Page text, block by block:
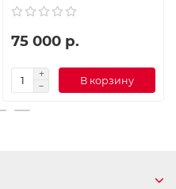
75 000 р.
В корзину